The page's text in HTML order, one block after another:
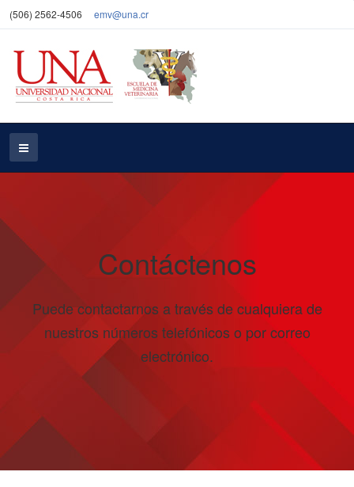
(506) 2562-4506 emv@una.cr
Contáctenos
Puede contactarnos a través de cualquiera de
nuestros números telefónicos o por correo
electrónico.